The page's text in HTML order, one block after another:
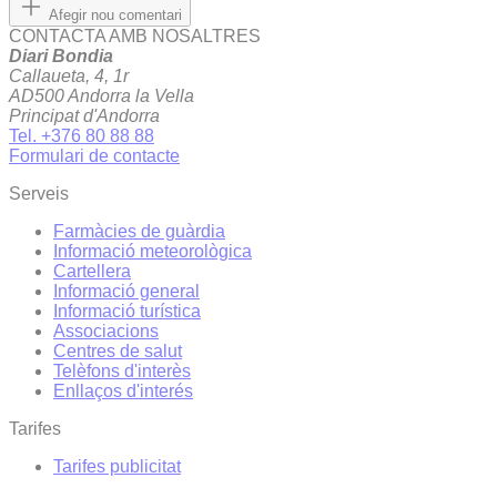
Afegir nou comentari
CONTACTA AMB NOSALTRES
Diari Bondia
Callaueta, 4, 1r
AD500 Andorra la Vella
Principat d'Andorra
Tel. +376 80 88 88
Formulari de contacte
Serveis
Farmàcies de guàrdia
Informació meteorològica
Cartellera
Informació general
Informació turística
Associacions
Centres de salut
Telèfons d'interès
Enllaços d'interés
Tarifes
Tarifes publicitat